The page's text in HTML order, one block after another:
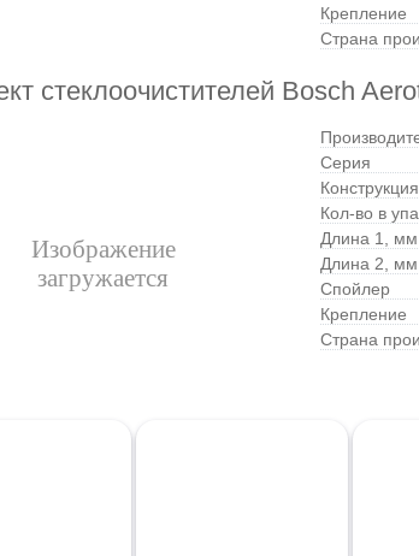
Крепление
Страна
стеклоочистителей Bosch
Серия
Кол-во в
Длина 1, мм
Длина 2, мм
Спойлер
Крепление
Страна